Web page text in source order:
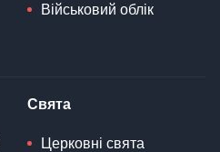
Військовий облік
Свята
Церковні свята